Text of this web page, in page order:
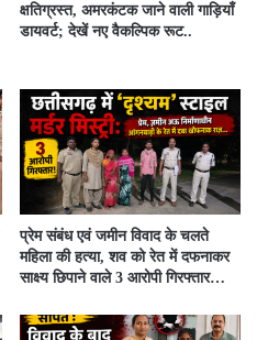
क्षतिग्रस्त, अमरकंटक जाने वाली गाड़ियाँ
डायवर्ट; देखें नए वैकल्पिक रूट..
प्रेम संबंध एवं जमीन विवाद के चलते
महिला की हत्या, शव को रेत में दफनाकर
साक्ष्य छिपाने वाले 3 आरोपी गिरफ्तार…